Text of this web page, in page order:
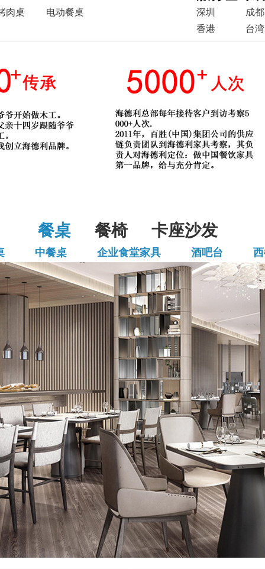
肉桌 电动餐桌 深圳
成都
香港
台湾
餐桌 餐椅 卡座沙发
中餐桌 企业食堂家具 酒吧台